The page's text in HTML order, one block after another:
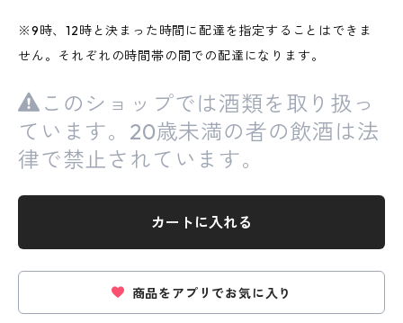
※9時、12時と決まった時間に配達を指定することはできま
せん。それぞれの時間帯の間での配達になります。
このショップでは酒類を取り扱っ
ています。20歳未満の者の飲酒は法
律で禁止されています。
カートに入れる
商品をアプリでお気に入り